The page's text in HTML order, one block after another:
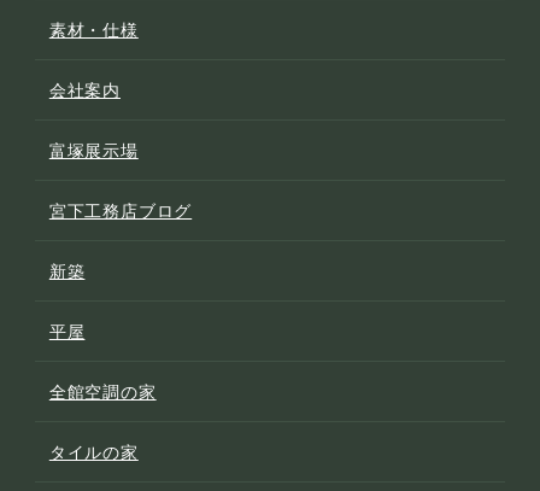
素材・仕様
会社案内
富塚展示場
宮下工務店ブログ
新築
平屋
全館空調の家
タイルの家